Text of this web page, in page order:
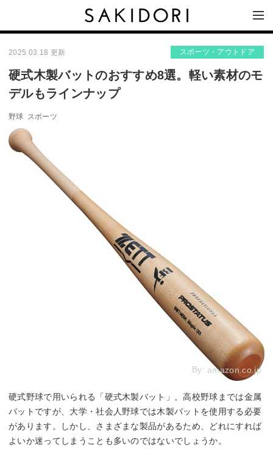
2025.03.18 更新 スポーツ・アウトドア
硬式木製バットのおすすめ8選。軽い素材のモ
デルもラインナップ
野球 スポーツ
By: amazon.co.jp
硬式野球で用いられる「硬式木製バット」。高校野球までは金属
バットですが、大学・社会人野球では木製バットを使用する必要
があります。しかし、さまざまな製品があるため、どれにすれば
よいか迷ってしまうことも多いのではないでしょうか。